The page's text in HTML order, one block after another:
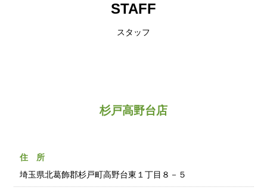
STAFF
スタッフ
杉戸高野台店
住 所
埼玉県北葛飾郡杉戸町高野台東１丁目８－５